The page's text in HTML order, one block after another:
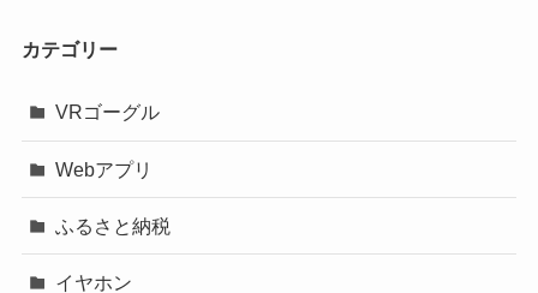
カテゴリー
VRゴーグル
Webアプリ
ふるさと納税
イヤホン